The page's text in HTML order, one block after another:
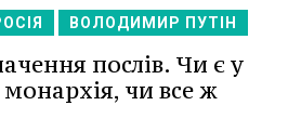
ВОЛОДИМИР ПУТІН
послів. Чи є у
чи все ж